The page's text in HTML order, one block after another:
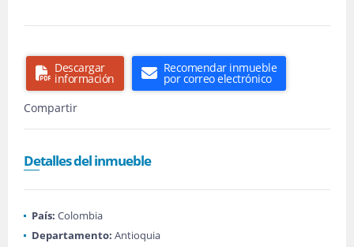
Descargar
información
Recomendar inmueble
por correo electrónico
Compartir
Detalles del inmueble
País: Colombia
Departamento: Antioquia